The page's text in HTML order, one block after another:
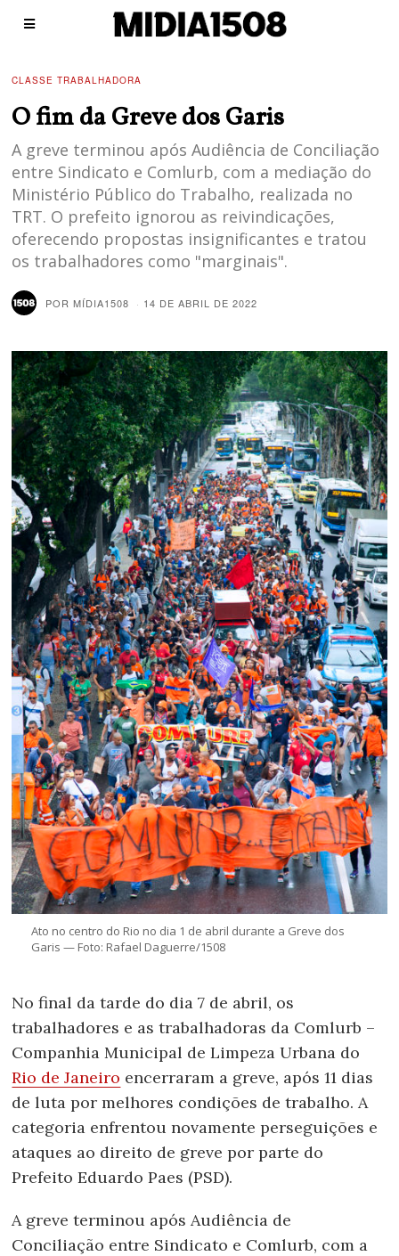
CLASSE TRABALHADORA
O fim da Greve dos Garis
A greve terminou após Audiência de Conciliação
entre Sindicato e Comlurb, com a mediação do
Ministério Público do Trabalho, realizada no
TRT. O prefeito ignorou as reivindicações,
oferecendo propostas insignificantes e tratou
os trabalhadores como "marginais".
PORMÍDIA1508 14 DE ABRIL DE 2022
Ato no centro do Rio no dia 1 de abril durante a Greve dos
Garis — Foto: Rafael Daguerre/1508
No final da tarde do dia 7 de abril, os
trabalhadores e as trabalhadoras da Comlurb –
Companhia Municipal de Limpeza Urbana do
Rio de Janeiro encerraram a greve, após 11 dias
de luta por melhores condições de trabalho. A
categoria enfrentou novamente perseguições e
ataques ao direito de greve por parte do
Prefeito Eduardo Paes (PSD).
A greve terminou após Audiência de
Conciliação entre Sindicato e Comlurb, com a